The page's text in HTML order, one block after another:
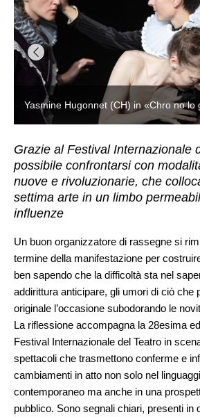
Yasmine Hugonnet (CH) in «Chro no lo
Grazie al Festival Internazionale
possibile confrontarsi con
nuove e rivoluzionarie, che
settima arte in un limbo
influenze
Un buon organizzatore di rassegne si
termine della manifestazione per
ben sapendo che la difficoltà sta nel
addirittura anticipare, gli umori di ciò che
originale l’occasione subodorando le
La riflessione accompagna la 28esima
Festival Internazionale del Teatro in
spettacoli che trasmettono conferme e
cambiamenti in atto non solo nel
contemporaneo ma anche in una
pubblico. Sono segnali chiari, presenti in